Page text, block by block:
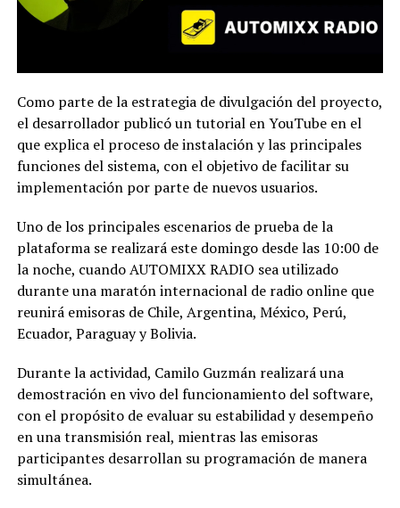
Como parte de la estrategia de divulgación del proyecto,
el desarrollador publicó un tutorial en YouTube en el
que explica el proceso de instalación y las principales
funciones del sistema, con el objetivo de facilitar su
implementación por parte de nuevos usuarios.
Uno de los principales escenarios de prueba de la
plataforma se realizará este domingo desde las 10:00 de
la noche, cuando AUTOMIXX RADIO sea utilizado
durante una maratón internacional de radio online que
reunirá emisoras de Chile, Argentina, México, Perú,
Ecuador, Paraguay y Bolivia.
Durante la actividad, Camilo Guzmán realizará una
demostración en vivo del funcionamiento del software,
con el propósito de evaluar su estabilidad y desempeño
en una transmisión real, mientras las emisoras
participantes desarrollan su programación de manera
simultánea.